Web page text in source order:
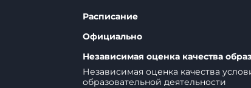
Расписание
Официально
Независимая оценка качества
Независимая оценка качества
образовательной деятельности